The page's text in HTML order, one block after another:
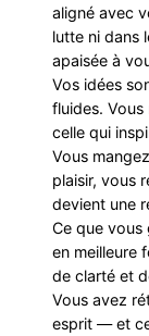
aligné avec
lutte ni dans
apaisée à
Vos idées
fluides.
celle qui
Vous
plaisir, vous
devient une
Ce que vous
en meilleure
de clarté et
Vous avez
esprit — et